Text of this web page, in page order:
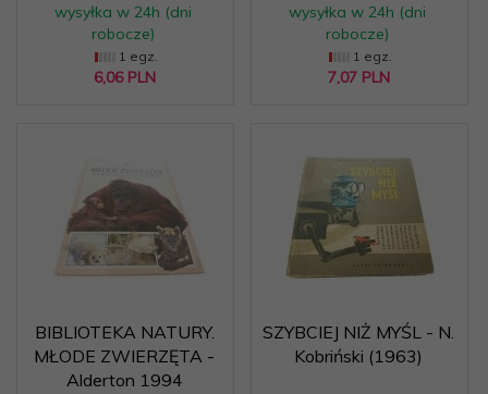
wysyłka w 24h (dni
robocze)
1 egz.
6,06 PLN
wysyłka w 24h (dni
robocze)
1 egz.
7,07 PLN
BIBLIOTEKA NATURY.
MŁODE ZWIERZĘTA -
Alderton 1994
SZYBCIEJ NIŻ MYŚL - N.
Kobriński (1963)